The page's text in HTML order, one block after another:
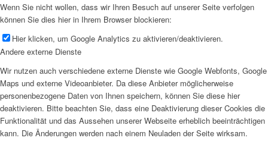
Wenn Sie nicht wollen, dass wir Ihren Besuch auf unserer Seite verfolgen
können Sie dies hier in Ihrem Browser blockieren:
Hier klicken, um Google Analytics zu aktivieren/deaktivieren.
Andere externe Dienste
Wir nutzen auch verschiedene externe Dienste wie Google Webfonts, Google
Maps und externe Videoanbieter. Da diese Anbieter möglicherweise
personenbezogene Daten von Ihnen speichern, können Sie diese hier
deaktivieren. Bitte beachten Sie, dass eine Deaktivierung dieser Cookies die
Funktionalität und das Aussehen unserer Webseite erheblich beeinträchtigen
kann. Die Änderungen werden nach einem Neuladen der Seite wirksam.